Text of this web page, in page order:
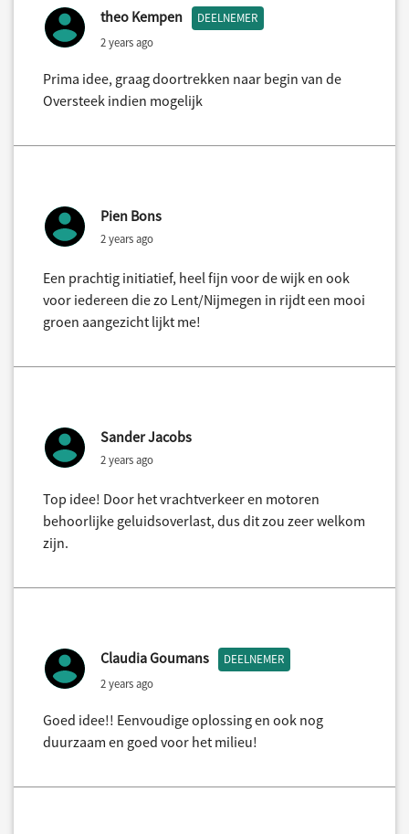
theo Kempen DEELNEMER
2 years ago
Prima idee, graag doortrekken naar begin van de
Oversteek indien mogelijk
Pien Bons
2 years ago
Een prachtig initiatief, heel fijn voor de wijk en ook
voor iedereen die zo Lent/Nijmegen in rijdt een mooi
groen aangezicht lijkt me!
Sander Jacobs
2 years ago
Top idee! Door het vrachtverkeer en motoren
behoorlijke geluidsoverlast, dus dit zou zeer welkom
zijn.
Claudia Goumans DEELNEMER
2 years ago
Goed idee!! Eenvoudige oplossing en ook nog
duurzaam en goed voor het milieu!